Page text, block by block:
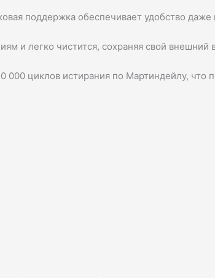
поддержка обеспечивает удобство даже
и легко чистится, сохраняя свой внешний
000 циклов истирания по Мартиндейлу, что